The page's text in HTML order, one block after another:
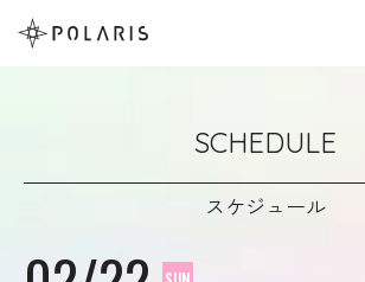
SCHEDULE
スケジュール